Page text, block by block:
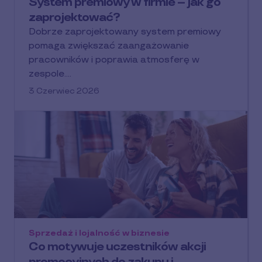
zaprojektować?
Dobrze zaprojektowany system premiowy
pomaga zwiększać zaangażowanie
pracowników i poprawia atmosferę w
zespole.…
3 Czerwiec 2026
Co motywuje uczestników akcji
Sprzedaż i lojalność w biznesie